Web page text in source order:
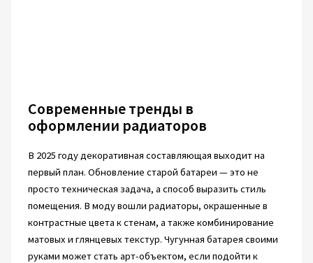
Современные тренды в
оформлении радиаторов
В 2025 году декоративная составляющая выходит на
первый план. Обновление старой батареи — это не
просто техническая задача, а способ выразить стиль
помещения. В моду вошли радиаторы, окрашенные в
контрастные цвета к стенам, а также комбинирование
матовых и глянцевых текстур. Чугунная батарея своими
руками может стать арт-объектом, если подойти к